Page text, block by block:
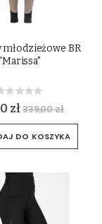
BR
Rating:
zł339,00 zł
DO KOSZYKA